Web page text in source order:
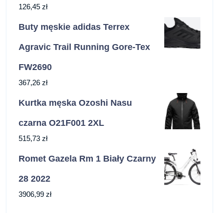
126,45 zł
Buty męskie adidas Terrex
Agravic Trail Running Gore-Tex
FW2690
367,26 zł
Kurtka męska Ozoshi Nasu
czarna O21F001 2XL
515,73 zł
Romet Gazela Rm 1 Biały Czarny
28 2022
3906,99 zł